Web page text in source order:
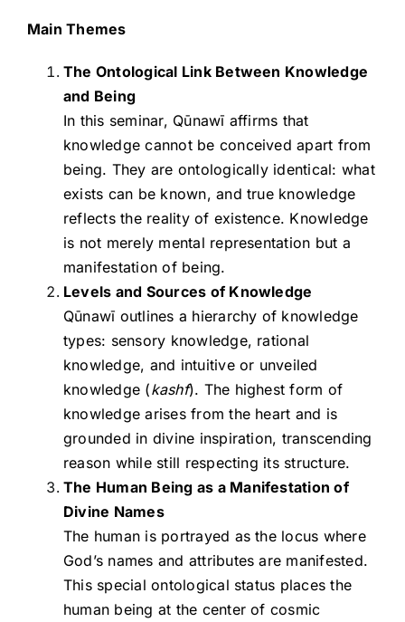
Main Themes
The Ontological Link Between Knowledge
and Being
In this seminar, Qūnawī affirms that
knowledge cannot be conceived apart from
being. They are ontologically identical: what
exists can be known, and true knowledge
reflects the reality of existence. Knowledge
is not merely mental representation but a
manifestation of being.
Levels and Sources of Knowledge
Qūnawī outlines a hierarchy of knowledge
types: sensory knowledge, rational
knowledge, and intuitive or unveiled
knowledge (kashf). The highest form of
knowledge arises from the heart and is
grounded in divine inspiration, transcending
reason while still respecting its structure.
The Human Being as a Manifestation of
Divine Names
The human is portrayed as the locus where
God’s names and attributes are manifested.
This special ontological status places the
human being at the center of cosmic